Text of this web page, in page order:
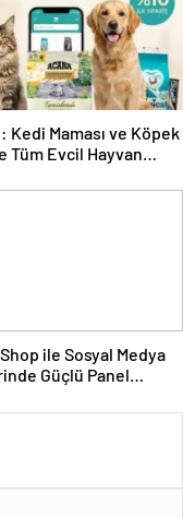
Kedi Maması ve Köpek
Tüm Evcil Hayvan
ile Sosyal Medya
Güçlü Panel